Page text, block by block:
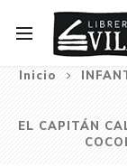
Inicio
EL CAPITÁN